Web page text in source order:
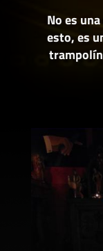
No es
esto, es